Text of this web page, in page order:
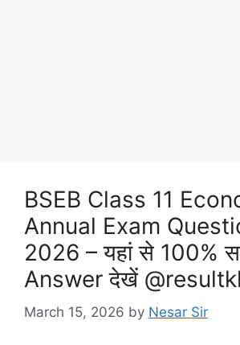
BSEB Class 11
Annual Exam
2026 – यहां से 100%
Answer देखें
March 15, 2026 by Nesar Sir